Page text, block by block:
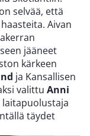
selvää, että
Aivan
jääneet
kärkeen
ja Kansallisen
valittu Anni
laitapuolustaja
täydet